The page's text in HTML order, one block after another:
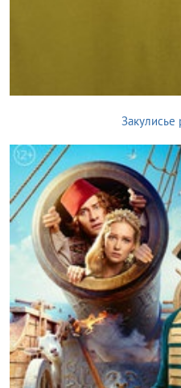
Закулисье